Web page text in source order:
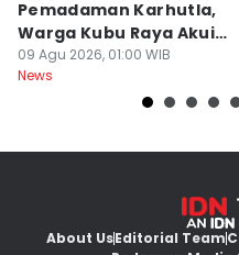
Pemadaman Karhutla,
Warga Kubu Raya Akui
Khilaf
09 Agu 2026, 01:00 WIB
News
About UsEditorial Team